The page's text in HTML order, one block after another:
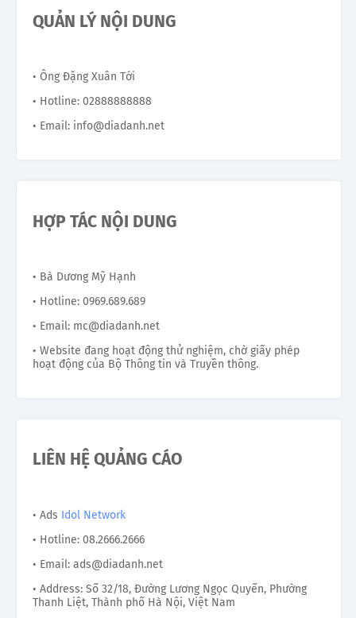
QUẢN LÝ NỘI DUNG
• Ông Đặng Xuân Tới
• Hotline: 02888888888
• Email: info@diadanh.net
HỢP TÁC NỘI DUNG
• Bà Dương Mỹ Hạnh
• Hotline: 0969.689.689
• Email: mc@diadanh.net
• Website đang hoạt động thử nghiệm, chờ giấy phép
hoạt động của Bộ Thông tin và Truyền thông.
LIÊN HỆ QUẢNG CÁO
• Ads Idol Network
• Hotline: 08.2666.2666
• Email: ads@diadanh.net
• Address: Số 32/18, Đường Lương Ngọc Quyến, Phường
Thanh Liệt, Thành phố Hà Nội, Việt Nam